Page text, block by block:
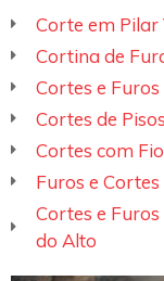
Corte em
Cortina de
Cortes e
Cortes de
Cortes com
Furos e
Cortes e
do Alto